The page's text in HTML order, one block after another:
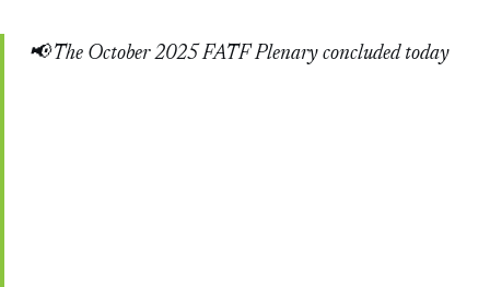
📢 The October 2025 FATF Plenary concluded today